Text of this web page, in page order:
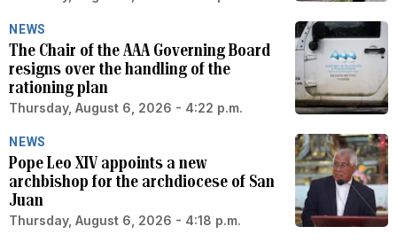
NEWS
The Chair of the AAA Governing Board
resigns over the handling of the
rationing plan
Thursday, August 6, 2026 - 4:22 p.m.
NEWS
Pope Leo XIV appoints a new
archbishop for the archdiocese of San
Juan
Thursday, August 6, 2026 - 4:18 p.m.